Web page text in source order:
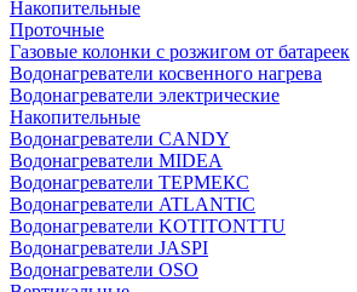
Накопительные
Проточные
Газовые колонки с розжигом от батареек
Водонагреватели косвенного нагрева
Водонагреватели электрические
Накопительные
Водонагреватели CANDY
Водонагреватели MIDEA
Водонагреватели ТЕРМЕКС
Водонагреватели ATLANTIC
Водонагреватели KOTITONTTU
Водонагреватели JASPI
Водонагреватели OSO